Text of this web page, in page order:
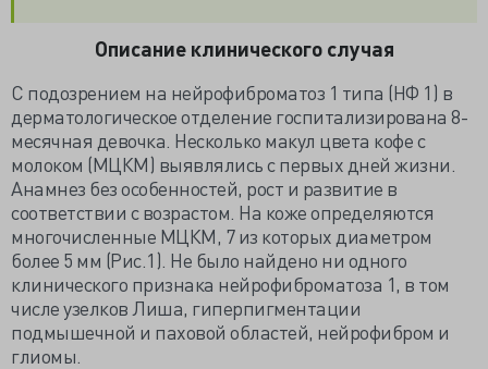
Описание клинического случая
С подозрением на нейрофиброматоз 1 типа (НФ 1) в
дерматологическое отделение госпитализирована 8-
месячная девочка. Несколько макул цвета кофе с
молоком (МЦКМ) выявлялись с первых дней жизни.
Анамнез без особенностей, рост и развитие в
соответствии с возрастом. На коже определяются
многочисленные МЦКМ, 7 из которых диаметром
более 5 мм (Рис.1). Не было найдено ни одного
клинического признака нейрофиброматоза 1, в том
числе узелков Лиша, гиперпигментации
подмышечной и паховой областей, нейрофибром и
глиомы.